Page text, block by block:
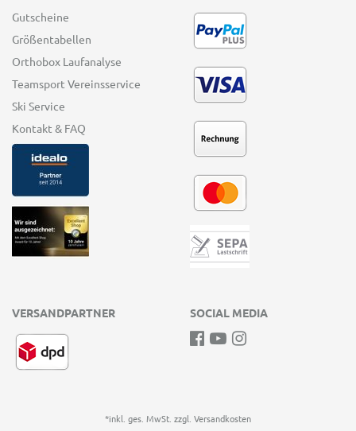
Gutscheine
Größentabellen
Orthobox Laufanalyse
Teamsport Vereinsservice
Ski Service
Kontakt & FAQ
VERSANDPARTNER SOCIAL MEDIA
*inkl. ges. MwSt. zzgl. Versandkosten